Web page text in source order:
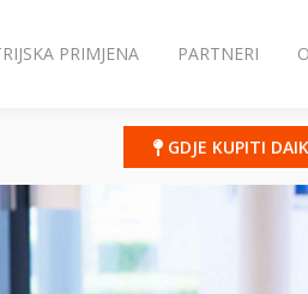
PRIMJENA PARTNERI
GDJE KUPITI